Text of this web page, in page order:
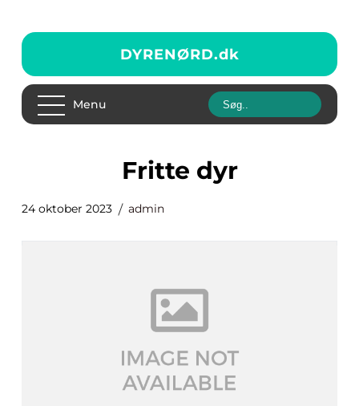
DYRENØRD.dk
Menu
fritte dyr
24 oktober 2023 admin